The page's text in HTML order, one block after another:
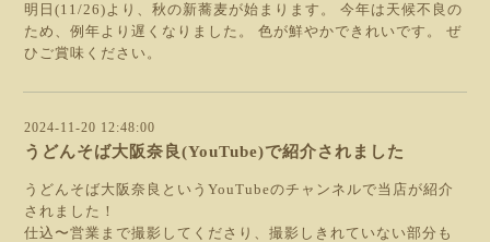
明日(11/26)より、秋の新蕎麦が始まります。 今年は天候不良の
ため、例年より遅くなりました。 色が鮮やかできれいです。 ぜ
ひご賞味ください。
2024-11-20 12:48:00
うどんそば大阪奈良(YouTube)で紹介されました
うどんそば大阪奈良というYouTubeのチャンネルで当店が紹介
されました！
仕込〜営業まで撮影してくださり、撮影しきれていない部分も